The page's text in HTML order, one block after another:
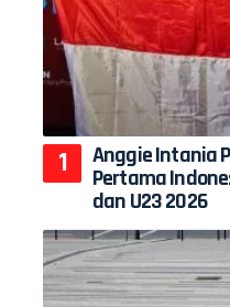
Anggie Intania
Pertama
dan U23 2026